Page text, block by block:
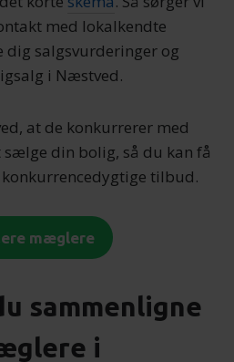
med lokalkendte
dig salgsvurderinger og
i Næstved.
at de konkurrerer med
din bolig, så du kan få
tilbud.
mæglere
sammenligne
i